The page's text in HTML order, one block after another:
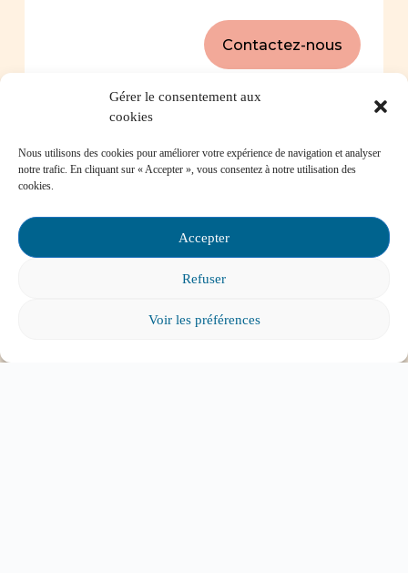
Gérer le consentement aux
cookies
Nous utilisons des cookies pour améliorer votre expérience de navigation et analyser
notre trafic. En cliquant sur « Accepter », vous consentez à notre utilisation des
cookies.
Accepter
Refuser
Voir les préférences
Contactez-nous
Foire aux questions
Comment favoriser la persévérance scolaire?
Mon enfant est impliqué dans une situation